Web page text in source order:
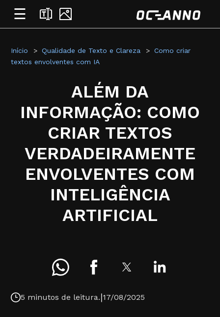
☰
Início Qualidade de Texto e Clareza
Como criar
textos envolventes com IA
ALÉM DA
INFORMAÇÃO: COMO
CRIAR TEXTOS
VERDADEIRAMENTE
ENVOLVENTES COM
INTELIGÊNCIA
ARTIFICIAL
5 minutos de leitura.|17/08/2025